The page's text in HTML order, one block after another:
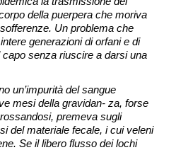
della puerpera che moriva
Un problema che
generazioni di orfani e di
senza riuscire a darsi una
un’impurità del sangue
mesi della gravidan- za, forse
premeva sugli
del materiale fecale, i cui veleni
Se il libero flusso dei lochi